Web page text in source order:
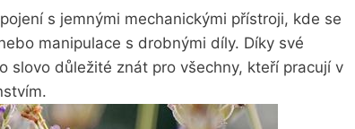
s jemnými mechanickými přístroji, ⁤kde se
manipulace s⁣ drobnými díly. Díky své⁤
důležité znát ‍pro všechny, kteří pracují v